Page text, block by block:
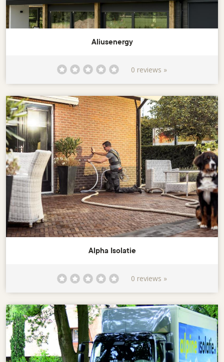
Aliusenergy
0 reviews »
Alpha Isolatie
0 reviews »